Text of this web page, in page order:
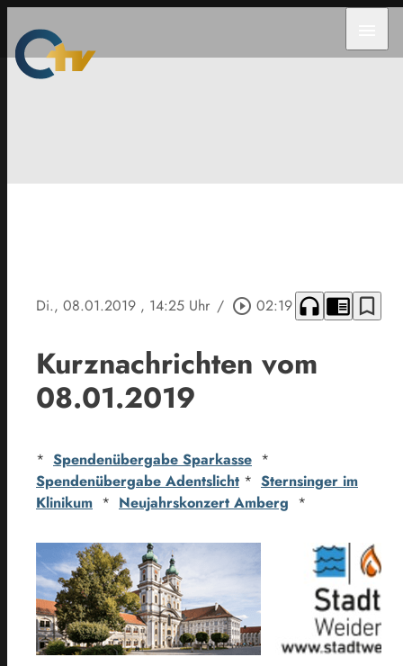
Di., 08.01.2019 , 14:25 Uhr / play_circle_outline 02:19 headphones chrome_reader_mode bookmark_border
Kurznachrichten vom
08.01.2019
* Spendenübergabe Sparkasse *
Spendenübergabe Adentslicht * Sternsinger im
Klinikum * Neujahrskonzert Amberg *